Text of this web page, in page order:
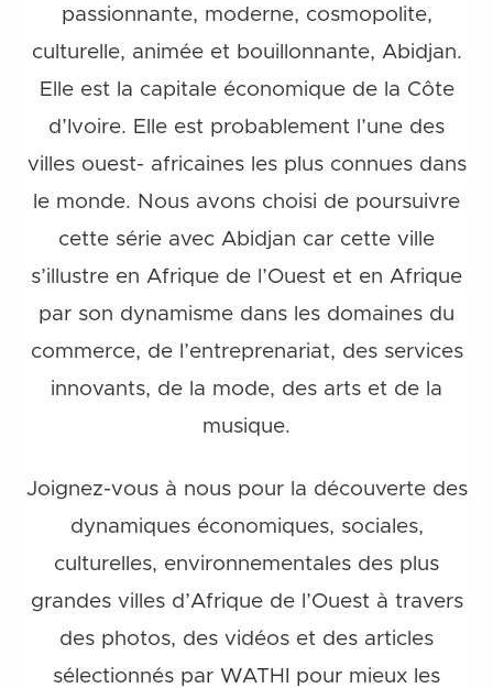
passionnante, moderne, cosmopolite,
culturelle, animée et bouillonnante, Abidjan.
Elle est la capitale économique de la Côte
d’Ivoire. Elle est probablement l’une des
villes ouest- africaines les plus connues dans
le monde. Nous avons choisi de poursuivre
cette série avec Abidjan car cette ville
s’illustre en Afrique de l’Ouest et en Afrique
par son dynamisme dans les domaines du
commerce, de l’entreprenariat, des services
innovants, de la mode, des arts et de la
musique.
Joignez-vous à nous pour la découverte des
dynamiques économiques, sociales,
culturelles, environnementales des plus
grandes villes d’Afrique de l’Ouest à travers
des photos, des vidéos et des articles
sélectionnés par WATHI pour mieux les